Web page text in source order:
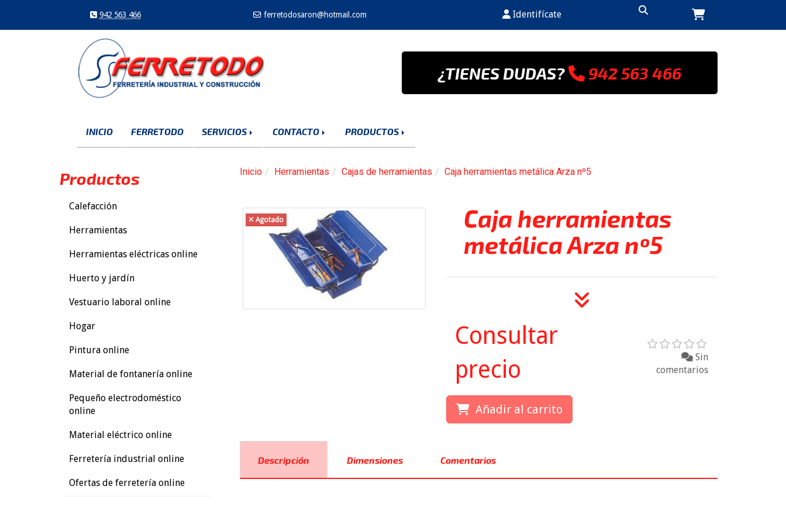
942 563 466 ferretodosaron hotmail.com Identifícate
¿TIENES DUDAS? 942 563 466
INICIO FERRETODO SERVICIOS CONTACTO PRODUCTOS
Inicio Herramientas Cajas de herramientas Caja herramientas metálica Arza nº5
Agotado
Caja herramientas
metálica Arza nº5
Consultar
precio
Sin
comentarios
Añadir al carrito
Descripción Dimensiones Comentarios
Productos
Calefacción
Herramientas
Herramientas eléctricas online
Huerto y jardín
Vestuario laboral online
Hogar
Pintura online
Material de fontanería online
Pequeño electrodoméstico
online
Material eléctrico online
Ferretería industrial online
Ofertas de ferretería online